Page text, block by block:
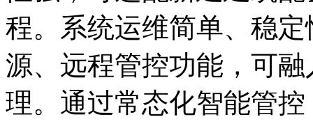
程。系统运维简单、稳
源、远程管控功能，可
理。通过常态化智能管